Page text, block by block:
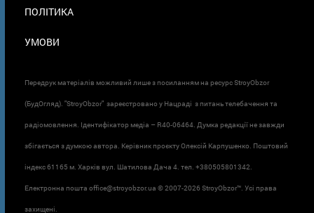
ПОЛІТИКА
УМОВИ
Передрук матеріалів можливий лише з посиланням на ресурс StroyObzor
(БудОгляд). "StroyObzor" зареєстровано у Нацраді з питань телебачення та
радіомовлення. Ідентифікатор медіа – R40-06464. Думка редакції не завжди
збігається з думкою автора. Керівник проєкту Олексій Карпушенко. Поштовий
індекс 61165 м. Харків вул. Шатилова Дача 4. тел. +380505801342.
Електронна пошта office@stroyobzor.ua © 2007-2026 StroyObzor™. Усі права
захищені.